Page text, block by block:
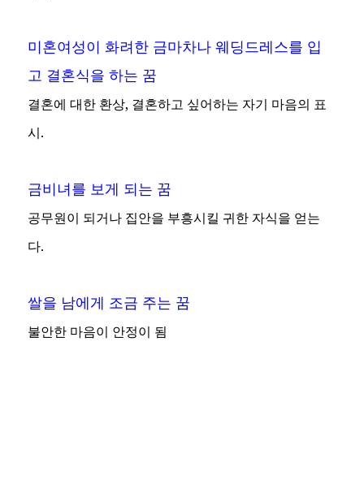
미혼여성이 화려한 금마차나 웨딩드레스를 입
고 결혼식을 하는 꿈
결혼에 대한 환상, 결혼하고 싶어하는 자기 마음의 표
시.
금비녀를 보게 되는 꿈
공무원이 되거나 집안을 부흥시킬 귀한 자식을 얻는
다.
쌀을 남에게 조금 주는 꿈
불안한 마음이 안정이 됨